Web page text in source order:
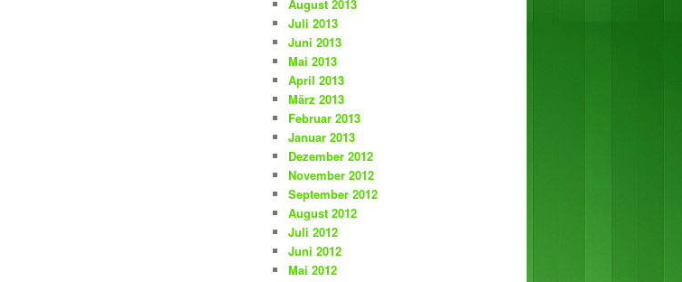
August 2013
Juli 2013
Juni 2013
Mai 2013
April 2013
März 2013
Februar 2013
Januar 2013
Dezember 2012
November 2012
September 2012
August 2012
Juli 2012
Juni 2012
Mai 2012